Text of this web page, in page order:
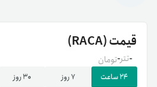
قیمت(RACA)
-تومان -تتر
۲۴ ساعت ۷ روز ۳۰ روز